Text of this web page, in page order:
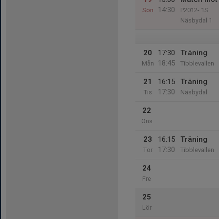
Sön
14:30
P2012- 1S
Näsbydal 1
20
Mån
17:30
18:45
Träning
Tibblevallen
21
Tis
16:15
17:30
Träning
Näsbydal
22
Ons
23
Tor
16:15
17:30
Träning
Tibblevallen
24
Fre
25
Lör